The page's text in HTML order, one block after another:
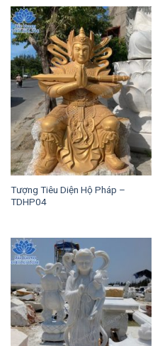
Tượng Tiêu Diện Hộ Pháp –
TDHP04